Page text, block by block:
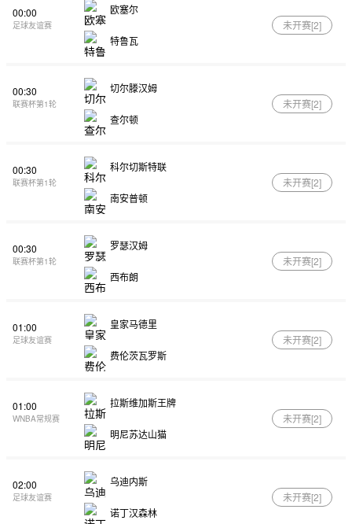
00:00
足球友谊赛
欧塞尔
特鲁瓦
未开赛[2]
00:30
联赛杯第1轮
切尔滕汉姆
查尔顿
未开赛[2]
00:30
联赛杯第1轮
科尔切斯特联
南安普顿
未开赛[2]
00:30
联赛杯第1轮
罗瑟汉姆
西布朗
未开赛[2]
01:00
足球友谊赛
皇家马德里
费伦茨瓦罗斯
未开赛[2]
01:00
WNBA常规赛
拉斯维加斯王牌
明尼苏达山猫
未开赛[2]
02:00
足球友谊赛
乌迪内斯
诺丁汉森林
未开赛[2]